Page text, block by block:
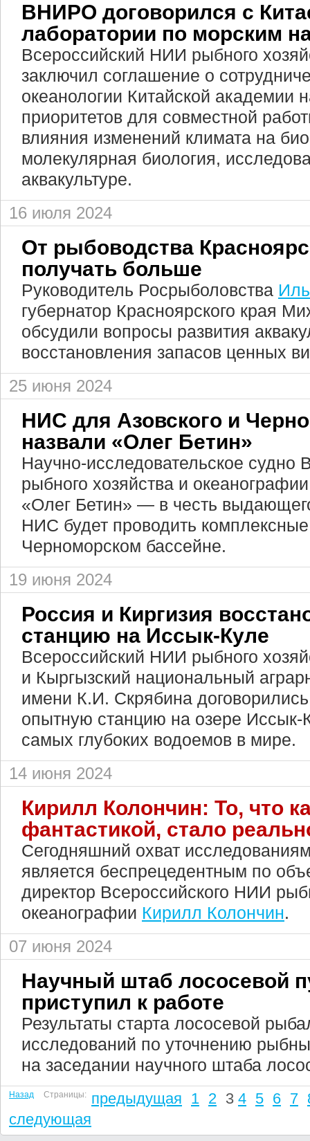
ВНИРО договорился с
лаборатории по морским
Всероссийский НИИ рыбного
заключил соглашение о
океанологии Китайской академии
приоритетов для совместной
влияния изменений климата на
молекулярная биология,
аквакультуре.
16 июля 2024
От рыбоводства
получать больше
Руководитель Росрыболовства
губернатор Красноярского края
обсудили вопросы развития
восстановления запасов ценных
25 июня 2024
НИС для Азовского и
назвали «Олег Бетин»
Научно-исследовательское судно
рыбного хозяйства и
«Олег Бетин» — в честь
НИС будет проводить
Черноморском бассейне.
19 июня 2024
Россия и Киргизия
станцию на Иссык-Куле
Всероссийский НИИ рыбного
и Кыргызский национальный
имени К.И. Скрябина договорились
опытную станцию на озере Иссык-
самых глубоких водоемов в мире.
14 июня 2024
Кирилл Колончин: То, что
фантастикой, стало
Сегодняшний охват
является беспрецедентным по
директор Всероссийского НИИ
океанографии Кирилл Колончин.
07 июня 2024
Научный штаб лососевой
приступил к работе
Результаты старта лососевой
исследований по уточнению
на заседании научного штаба
Назад Страницы: предыдущая 1 2 3 4 5 6 7
следующая